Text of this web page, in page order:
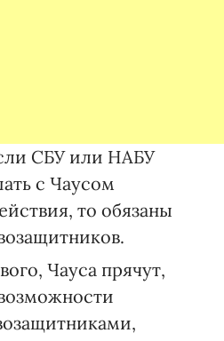
СБУ или НАБУ
с Чаусом
то обязаны
Чауса прячут,